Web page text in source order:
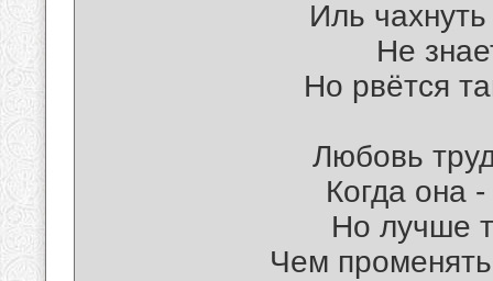
Иль чахнуть
Не
Но рвётся
Любовь
Когда она
Но лучше
Чем